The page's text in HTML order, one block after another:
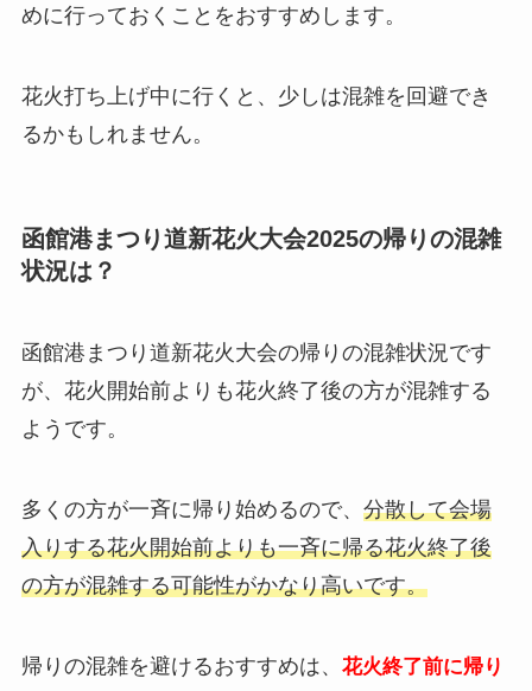
めに行っておくことをおすすめします。
花火打ち上げ中に行くと、少しは混雑を回避でき
るかもしれません。
函館港まつり道新花火大会2025の帰りの混雑
状況は？
函館港まつり道新花火大会の帰りの混雑状況です
が、花火開始前よりも花火終了後の方が混雑する
ようです。
多くの方が一斉に帰り始めるので、 分散して会場
入りする花火開始前よりも一斉に帰る花火終了後
の方が混雑する可能性がかなり高いです。
帰りの混雑を避けるおすすめは、 花火終了前に帰り